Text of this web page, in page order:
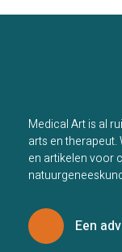
Medical Art is al
arts en
en artikelen voor
Een